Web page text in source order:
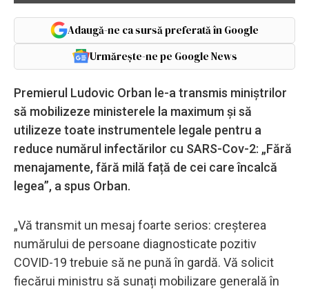
Adaugă-ne ca sursă preferată în Google
Urmărește-ne pe Google News
Premierul Ludovic Orban le-a transmis miniștrilor
să mobilizeze ministerele la maximum și să
utilizeze toate instrumentele legale pentru a
reduce numărul infectărilor cu SARS-Cov-2: „Fără
menajamente, fără milă față de cei care încalcă
legea”, a spus Orban.
„Vă transmit un mesaj foarte serios: creșterea
numărului de persoane diagnosticate pozitiv
COVID-19 trebuie să ne pună în gardă. Vă solicit
fiecărui ministru să sunați mobilizare generală în